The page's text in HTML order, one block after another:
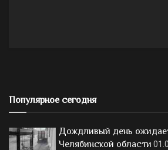
Популярное сегодня
Дождливый день
Челябинской области